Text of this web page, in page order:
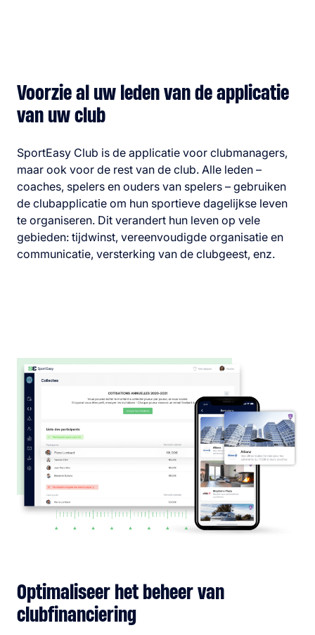
Voorzie al uw leden van de applicatie
van uw club
SportEasy Club is de applicatie voor clubmanagers,
maar ook voor de rest van de club. Alle leden –
coaches, spelers en ouders van spelers – gebruiken
de clubapplicatie om hun sportieve dagelijkse leven
te organiseren. Dit verandert hun leven op vele
gebieden: tijdwinst, vereenvoudigde organisatie en
communicatie, versterking van de clubgeest, enz.
Optimaliseer het beheer van
clubfinanciering